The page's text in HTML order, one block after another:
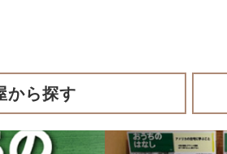
から探す